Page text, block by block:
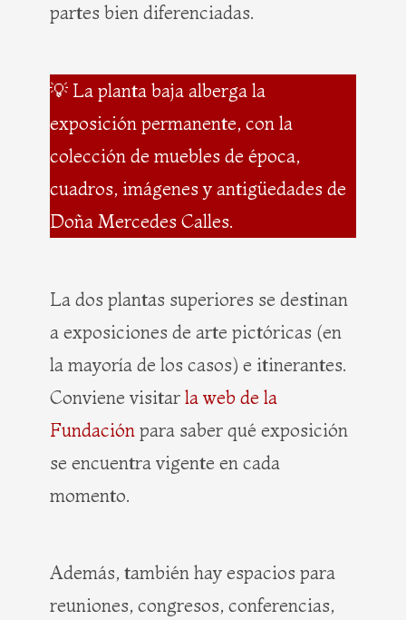
partes bien diferenciadas.
💡 La planta baja alberga la
exposición permanente, con la
colección de muebles de época,
cuadros, imágenes y antigüedades de
Doña Mercedes Calles.
La dos plantas superiores se destinan
a exposiciones de arte pictóricas (en
la mayoría de los casos) e itinerantes.
Conviene visitar la web de la
Fundación para saber qué exposición
se encuentra vigente en cada
momento.
Además, también hay espacios para
reuniones, congresos, conferencias,